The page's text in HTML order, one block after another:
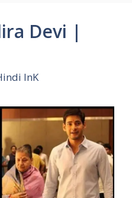
Devi |
InK